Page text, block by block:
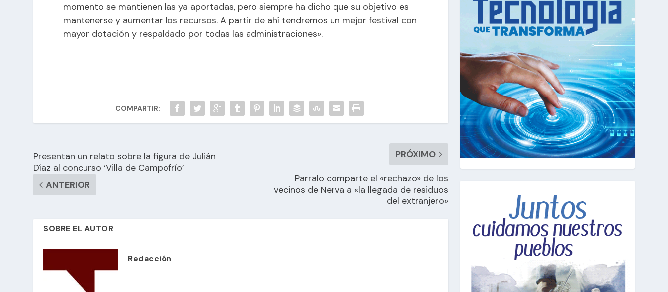
momento se mantienen las ya aportadas, pero siempre ha dicho que su objetivo es
mantenerse y aumentar los recursos. A partir de ahí tendremos un mejor festival con
mayor dotación y respaldado por todas las administraciones».
COMPARTIR:
Presentan un relato sobre la figura de Julián
Díaz al concurso ‘Villa de Campofrío’
ANTERIOR
PRÓXIMO
Parralo comparte el «rechazo» de los
vecinos de Nerva a «la llegada de residuos
del extranjero»
SOBRE EL AUTOR
Redacción